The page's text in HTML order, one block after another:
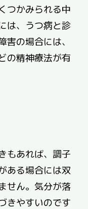
つかみられる中
は、うつ病と診
の場合には、
の精神療法が有
もあれば、調子
ある場合には双
せん。気分が落
きやすいのです